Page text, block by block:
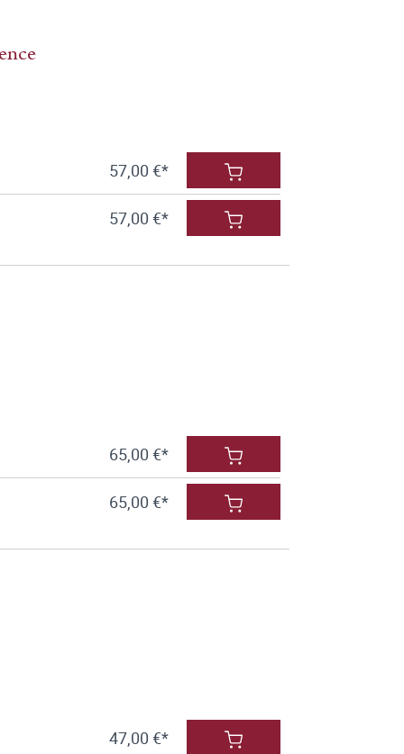
57,00 €*
57,00 €*
65,00 €*
65,00 €*
47,00 €*